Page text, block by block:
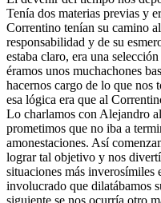
Tenía dos materias previas y
Correntino tenían su camino
responsabilidad y de su
estaba claro, era una
éramos unos muchachones
hacernos cargo de lo que nos
esa lógica era que al
Lo charlamos con Alejandro
prometimos que no iba a
amonestaciones. Así
lograr tal objetivo y nos
situaciones más inverosímiles
involucrado que dilatábamos